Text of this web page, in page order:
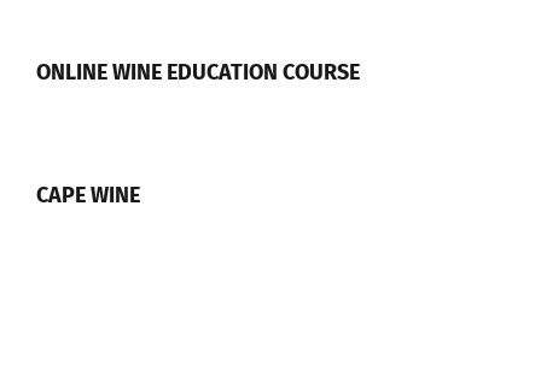
ONLINE WINE EDUCATION COURSE
CAPE WINE